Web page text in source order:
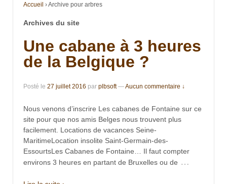
Accueil ›Archive pour arbres
Archives du site
Une cabane à 3 heures
de la Belgique ?
Posté le 27 juillet 2016 par plbsoft —Aucun commentaire ↓
Nous venons d’inscrire Les cabanes de Fontaine sur ce
site pour que nos amis Belges nous trouvent plus
facilement. Locations de vacances Seine-
MaritimeLocation insolite Saint-Germain-des-
EssourtsLes Cabanes de Fontaine… Il faut compter
environs 3 heures en partant de Bruxelles ou de …